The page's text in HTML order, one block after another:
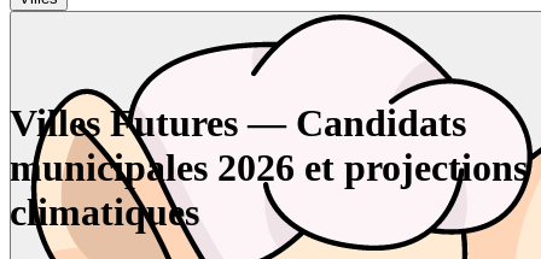
Villes Futures — Candidats
municipales 2026 et projections
climatiques